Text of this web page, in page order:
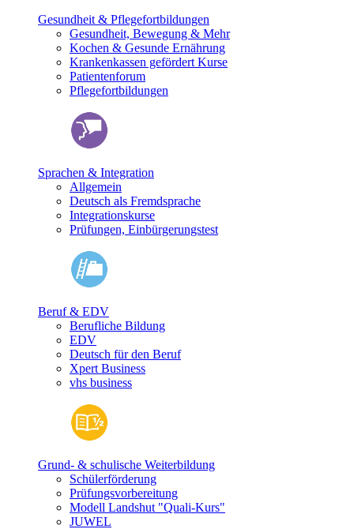
Gesundheit & Pflegefortbildungen
Gesundheit, Bewegung & Mehr
Kochen & Gesunde Ernährung
Krankenkassen gefördert Kurse
Patientenforum
Pflegefortbildungen
Sprachen & Integration
Allgemein
Deutsch als Fremdsprache
Integrationskurse
Prüfungen, Einbürgerungstest
Beruf & EDV
Berufliche Bildung
EDV
Deutsch für den Beruf
Xpert Business
vhs business
Grund- & schulische Weiterbildung
Schülerförderung
Prüfungsvorbereitung
Modell Landshut "Quali-Kurs"
JUWEL